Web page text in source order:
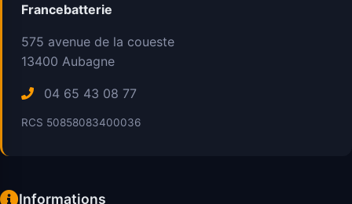
Francebatterie
575 avenue de la coueste
13400 Aubagne
04 65 43 08 77
RCS 50858083400036
Informations